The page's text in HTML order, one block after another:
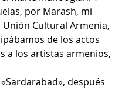
por Marash, mi
Cultural Armenia,
de los actos
a los artistas armenios,
después